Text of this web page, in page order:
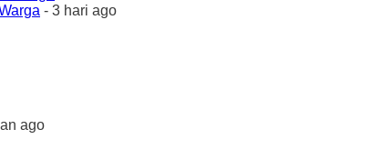
- 3 hari ago
ago